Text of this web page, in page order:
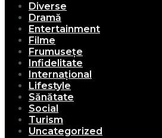
Diverse
Dramă
Entertainment
Filme
Frumusețe
Infidelitate
Internațional
Lifestyle
Sănătate
Social
Turism
Uncategorized